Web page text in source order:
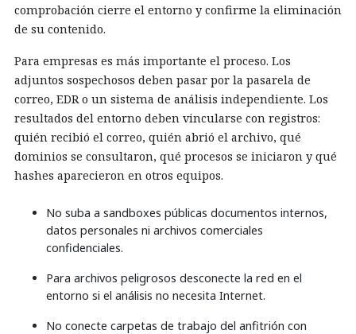
comprobación cierre el entorno y confirme la eliminación
de su contenido.
Para empresas es más importante el proceso. Los
adjuntos sospechosos deben pasar por la pasarela de
correo, EDR o un sistema de análisis independiente. Los
resultados del entorno deben vincularse con registros:
quién recibió el correo, quién abrió el archivo, qué
dominios se consultaron, qué procesos se iniciaron y qué
hashes aparecieron en otros equipos.
No suba a sandboxes públicas documentos internos,
datos personales ni archivos comerciales
confidenciales.
Para archivos peligrosos desconecte la red en el
entorno si el análisis no necesita Internet.
No conecte carpetas de trabajo del anfitrión con